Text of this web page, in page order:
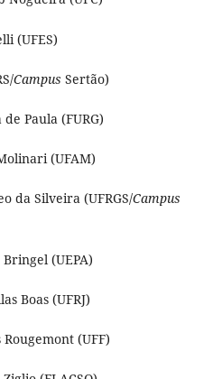
(UFES)
Campus Sertão)
Paula (FURG)
(UFAM)
da Silveira (UFRGS/Campus
(UEPA)
Boas (UFRJ)
(UFF)